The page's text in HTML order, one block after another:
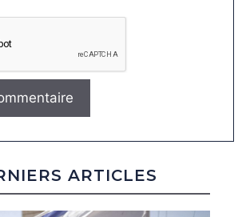
ARTICLES